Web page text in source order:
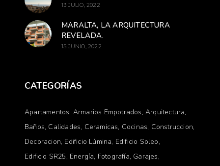
13 JULIO, 2022
MARALTA, LA ARQUITECTURA
REVELADA.
15 JUNIO, 2022
CATEGORÍAS
Apartamentos Armarios Empotrados Arquitectura
Baños Calidades Ceramicas Cocinas Construccion
Decoracion Edificio Lúmina Edificio Soleo
Edificio SR25 Energía Fotografía Garajes